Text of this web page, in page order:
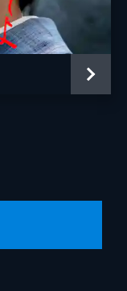
六角精児
星野源